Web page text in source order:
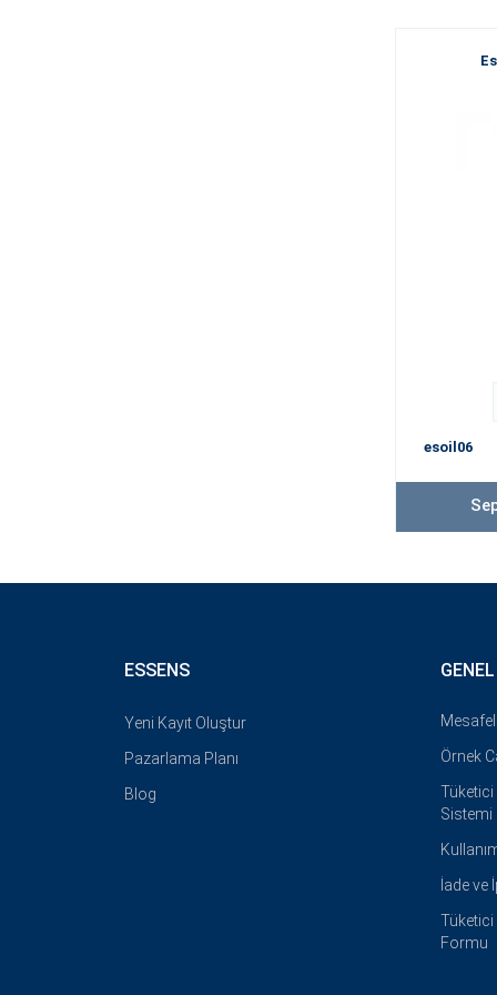
esoil06
ESSENS
Yeni Kayıt Oluştur
Pazarlama Planı
Blog
Örnek
Sistemi
İade ve
Formu